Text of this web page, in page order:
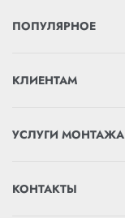
ПОПУЛЯРНОЕ
КЛИЕНТАМ
УСЛУГИ МОНТАЖА
КОНТАКТЫ